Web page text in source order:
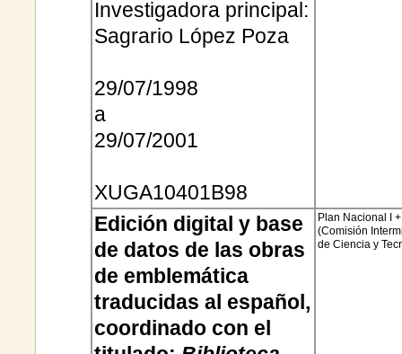
Investigadora principal:
Sagrario López Poza
29/07/1998
a
29/07/2001
XUGA10401B98
Edición digital y base
de datos de las obras
de emblemática
traducidas al español,
coordinado con el
Plan Nacional I
(Comisión
de Ciencia y